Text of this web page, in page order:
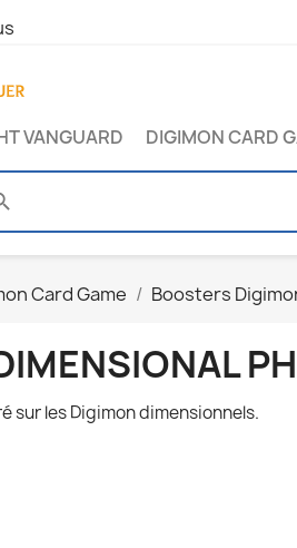
VANGUARD
DIGIMON CARD
Card Game Boosters
sur les Digimon dimensionnels.